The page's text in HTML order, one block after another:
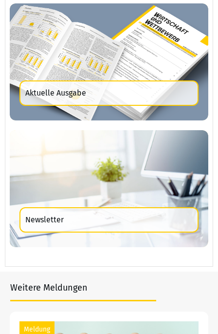
Aktuelle Ausgabe
Newsletter
Weitere Meldungen
Meldung